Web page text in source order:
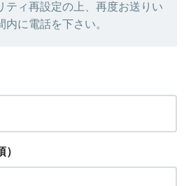
ティ再設定の上、再度お送りい
に電話を下さい。
）